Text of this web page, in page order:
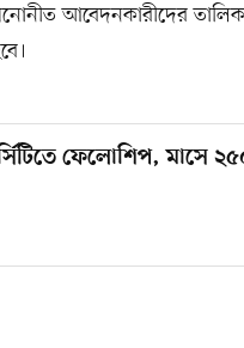
আবেদনকারীদের
ফেলোশিপ, মাসে